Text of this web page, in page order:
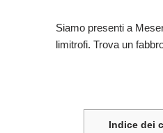
Siamo presenti a
limitrofi. Trova un
Indice dei